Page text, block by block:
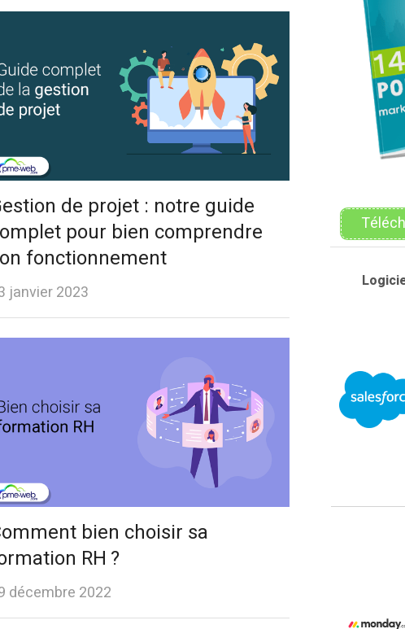
de projet : notre guide
pour bien comprendre
fonctionnement
janvier 2023
bien choisir sa
RH ?
décembre 2022